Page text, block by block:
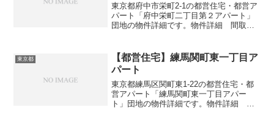
東京都府中市栄町2-1の都営住宅・都営ア
パート「府中栄町二丁目第２アパート」
団地の物件詳細です。物件詳細 間取
取り1DK-3DK広さ・面積44-70㎡建設年度
築年数...
東京都
【都営住宅】練馬関町東一丁目ア
パート
東京都練馬区関町東1-22の都営住宅・都
営アパート「練馬関町東一丁目アパー
ト」団地の物件詳細です。物件詳細 間